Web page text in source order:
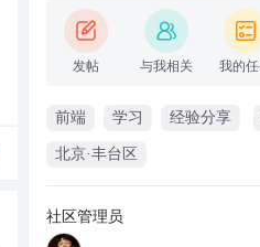
发帖 与我相关 我的
前端 学习 经验分享
北京·丰台区
社区管理员